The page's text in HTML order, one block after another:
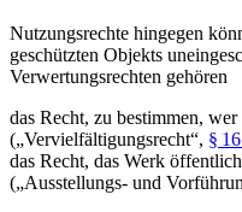
Nutzungsrechte hingegen
geschützten Objekts
Verwertungsrechten gehören
das Recht, zu bestimmen,
(„Vervielfältigungsrecht“, §
das Recht, das Werk
(„Ausstellungs- und